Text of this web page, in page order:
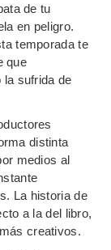
de tu
en peligro.
temporada te
que
la sufrida de
distinta
medios al
La historia de
a la del libro,
creativos.